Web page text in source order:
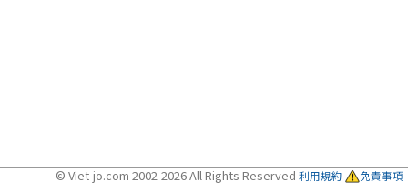
© Viet-jo.com 2002-2026 All Rights Reserved 利用規約 免責事項